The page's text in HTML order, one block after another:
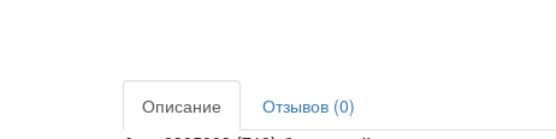
Описание
Отзывов (0)